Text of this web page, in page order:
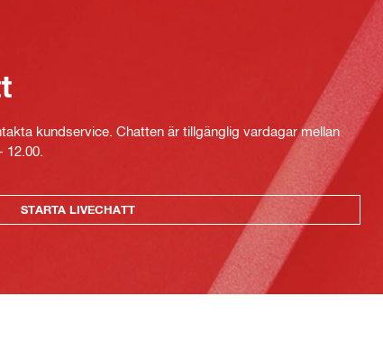
kundservice. Chatten är tillgänglig vardagar mellan
12.00.
STARTA LIVECHATT